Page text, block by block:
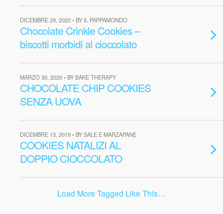
DICEMBRE 29, 2020 • BY IL PAPPAMONDO
Chocolate Crinkle Cookies –
biscotti morbidi al cioccolato
MARZO 30, 2020 • BY BAKE THERAPY
CHOCOLATE CHIP COOKIES
SENZA UOVA
DICEMBRE 13, 2019 • BY SALE E MARZAPANE
COOKIES NATALIZI AL
DOPPIO CIOCCOLATO
Load More Tagged Like This…